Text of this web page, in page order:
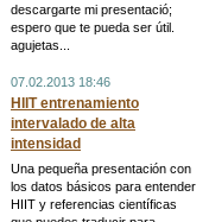
descargarte mi presentació;
espero que te pueda ser útil.
agujetas...
07.02.2013 18:46
HIIT entrenamiento
intervalado de alta
intensidad
Una pequeña presentación con
los datos básicos para entender
HIIT y referencias científicas